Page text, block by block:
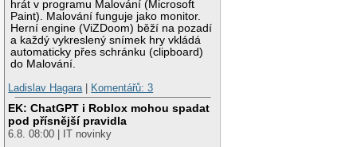
hrát v programu Malování (Microsoft
Paint). Malování funguje jako monitor.
Herní engine (ViZDoom) běží na pozadí
a každý vykreslený snímek hry vkládá
automaticky přes schránku (clipboard)
do Malování.
Ladislav Hagara
Komentářů: 3
EK: ChatGPT i Roblox mohou spadat
pod přísnější pravidla
6.8. 08:00 | IT novinky